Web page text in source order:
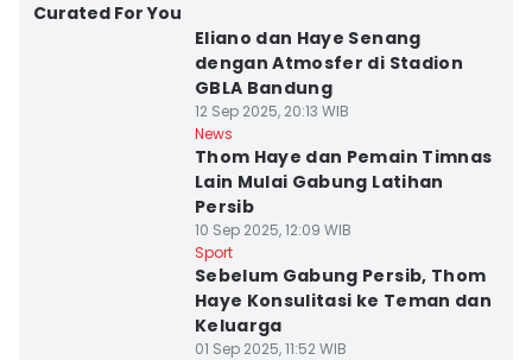
Curated For You
Eliano dan Haye Senang
dengan Atmosfer di Stadion
GBLA Bandung
12 Sep 2025, 20:13 WIB
News
Thom Haye dan Pemain Timnas
Lain Mulai Gabung Latihan
Persib
10 Sep 2025, 12:09 WIB
Sport
Sebelum Gabung Persib, Thom
Haye Konsulitasi ke Teman dan
Keluarga
01 Sep 2025, 11:52 WIB